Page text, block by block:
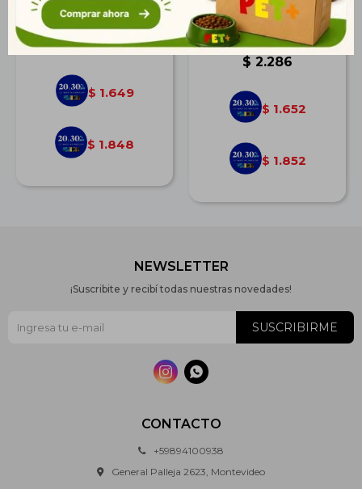
N&D Prime Can Puppy
Med. 2,5 kg
$ 2.282
$ 1.649
$ 1.848
N&D Ocean Can
Salmon Adult Mini 2,5
kg
$ 2.286
$ 1.652
$ 1.852
CONTACTO
+59894100938
General Palleja 2623, Montevideo
NEWSLETTER
¡Suscribite y recibí todas nuestras novedades!
SUSCRIBIRME
 